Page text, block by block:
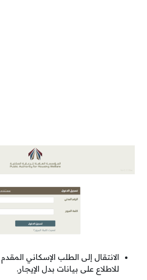
الانتقال إلى الطلب الإسكاني
للاطلاع على بيانات بدل الإيجار.